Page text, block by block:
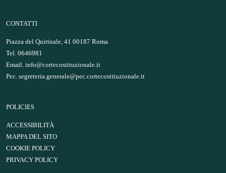
CONTATTI
Piazza del Quirinale, 41 00187 Roma
Tel. 0646981
Email. info@cortecostituzionale.it
Pec. segreteria.generale@pec.cortecostituzionale.it
POLICIES
ACCESSIBILITÀ
MAPPA DEL SITO
COOKIE POLICY
PRIVACY POLICY